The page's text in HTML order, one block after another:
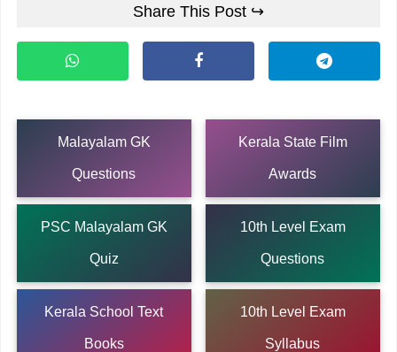
Share This Post ↪
Malayalam GK
Questions
Kerala State Film
Awards
PSC Malayalam GK
Quiz
10th Level Exam
Questions
Kerala School Text
Books
10th Level Exam
Syllabus